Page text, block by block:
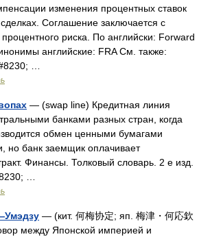
изменения процентных ставок
Соглашение заключается с
риска. По английски: Forward
английские: FRA См. также:
…
— (swap line) Кредитная линия
банками разных стран, когда
обмен ценными бумагами
но банк заемщик оплачивает
Финансы. Толковый словарь. 2 е изд.
…
— (кит. 何梅协定; яп. 梅津・何応欽
между Японской империей и